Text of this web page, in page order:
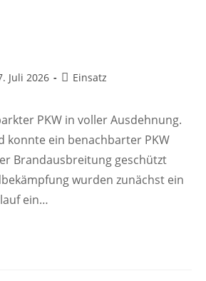
Juli 2026
Beitrags-
Einsatz
PKW in voller Ausdehnung.
konnte ein benachbarter PKW
Brandausbreitung geschützt
wurden zunächst ein
ein…